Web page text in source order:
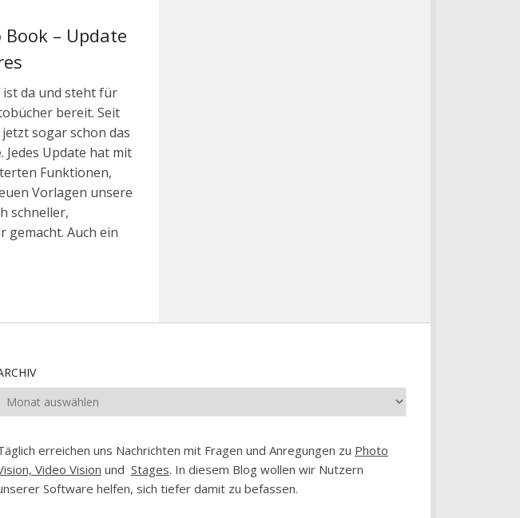
– Update
da und steht für
bereit. Seit
sogar schon das
Jedes Update hat mit
Funktionen,
Vorlagen unsere
schneller,
gemacht. Auch ein
Archiv
erreichen uns Nachrichten mit Fragen und Anregungen zu Photo
Video Vision und Stages. In diesem Blog wollen wir Nutzern
Software helfen, sich tiefer damit zu befassen.